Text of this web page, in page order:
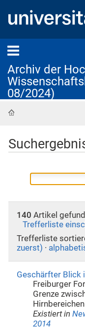
Archiv der
08/2024)
140 Artikel
Trefferliste
Trefferliste
zuerst) ·
Geschärfter Blick
Freiburger
Grenze
Hirnbereichen
Existiert in
2014